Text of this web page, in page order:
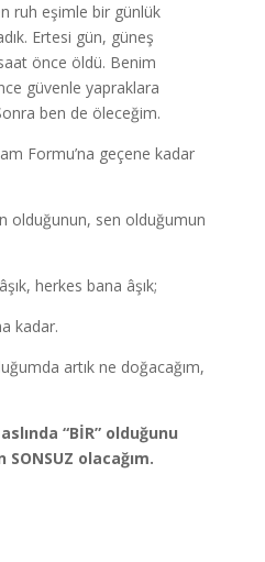
ruh eşimle bir günlük
Ertesi gün, güneş
önce öldü. Benim
güvenle yapraklara
ben de öleceğim.
Formu’na geçene kadar
olduğunun, sen olduğumun
herkes bana âşık;
kadar.
artık ne doğacağım,
“BİR” olduğunu
olacağım.